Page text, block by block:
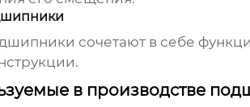
сочетают в себе
в производстве